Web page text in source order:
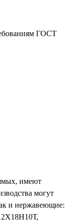
ГОСТ
имеют
могут
и нержавеющие: